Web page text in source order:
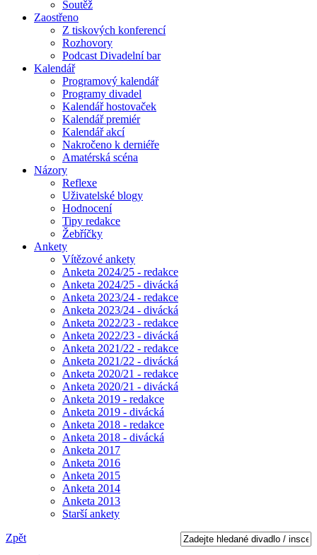
Soutěž
Zaostřeno
Z tiskových konferencí
Rozhovory
Podcast Divadelní bar
Kalendář
Programový kalendář
Programy divadel
Kalendář hostovaček
Kalendář premiér
Kalendář akcí
Nakročeno k derniéře
Amatérská scéna
Názory
Reflexe
Uživatelské blogy
Hodnocení
Tipy redakce
Žebříčky
Ankety
Vítězové ankety
Anketa 2024/25 - redakce
Anketa 2024/25 - divácká
Anketa 2023/24 - redakce
Anketa 2023/24 - divácká
Anketa 2022/23 - redakce
Anketa 2022/23 - divácká
Anketa 2021/22 - redakce
Anketa 2021/22 - divácká
Anketa 2020/21 - redakce
Anketa 2020/21 - divácká
Anketa 2019 - redakce
Anketa 2019 - divácká
Anketa 2018 - redakce
Anketa 2018 - divácká
Anketa 2017
Anketa 2016
Anketa 2015
Anketa 2014
Anketa 2013
Starší ankety
Zpět